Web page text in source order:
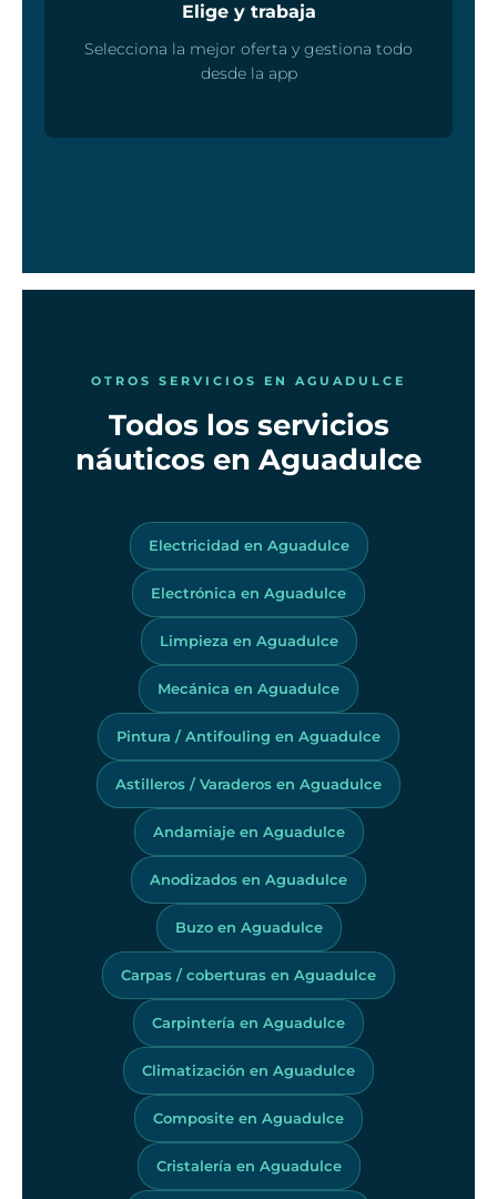
Elige y trabaja
Selecciona la mejor oferta y gestiona todo
desde la app
OTROS SERVICIOS EN AGUADULCE
Todos los servicios
náuticos en Aguadulce
Electricidad en Aguadulce
Electrónica en Aguadulce
Limpieza en Aguadulce
Mecánica en Aguadulce
Pintura / Antifouling en Aguadulce
Astilleros / Varaderos en Aguadulce
Andamiaje en Aguadulce
Anodizados en Aguadulce
Buzo en Aguadulce
Carpas / coberturas en Aguadulce
Carpintería en Aguadulce
Climatización en Aguadulce
Composite en Aguadulce
Cristalería en Aguadulce